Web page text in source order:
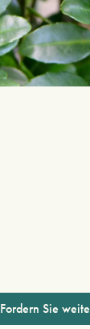
Fordern Sie